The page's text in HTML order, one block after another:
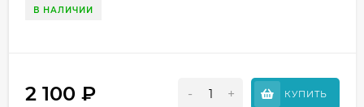
В НАЛИЧИИ
2 100 ₽ - + КУПИТЬ